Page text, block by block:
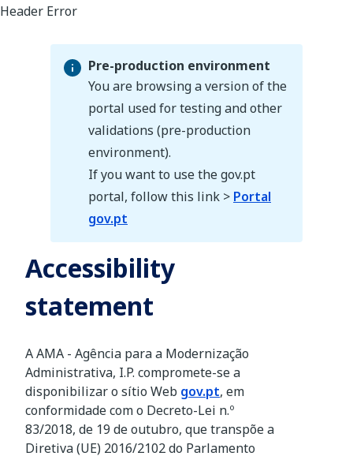
Pre-production environment
Pre-production environment
You are browsing a version of the
portal used for testing and other
validations (pre-production
environment).
If you want to use the gov.pt
portal, follow this link > Portal
gov.pt
Accessibility
statement
AAMA - Agência para a Modernização
Administrativa, I.P. compromete-se a
disponibilizaro sítio Web gov.pt, em
conformidade com o Decreto-Lei n.º
83/2018, de 19 de outubro, que transpõe a
Diretiva (UE) 2016/2102 do Parlamento